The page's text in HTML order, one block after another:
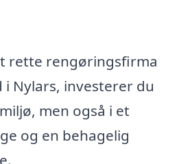
rette rengøringsfirma
Nylars, investerer du
men også i et
og en behagelig